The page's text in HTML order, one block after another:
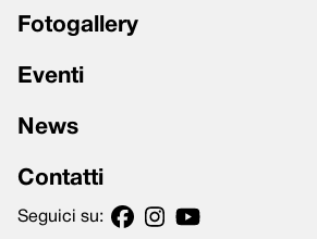
Fotogallery
Eventi
News
Contatti
Seguici su: